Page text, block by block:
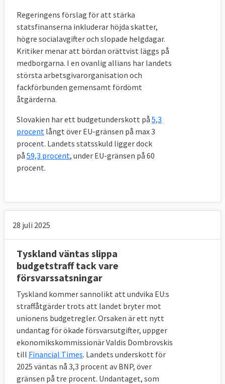
Regeringens förslag för att stärka
statsfinanserna inkluderar höjda skatter,
högre socialavgifter och slopade helgdagar.
Kritiker menar att bördan orättvist läggs på
medborgarna. I en ovanlig allians har landets
största arbetsgivarorganisation och
fackförbunden gemensamt fördömt
åtgärderna.
Slovakien har ett budgetunderskott på 5,3
procent långt över EU-gränsen på max 3
procent. Landets statsskuld ligger dock
på 59,3 procent, under EU-gränsen på 60
procent.
28 juli 2025
Tyskland väntas slippa
budgetstraff tack vare
försvarssatsningar
Tyskland kommer sannolikt att undvika EU:s
straffåtgärder trots att landet bryter mot
unionens budgetregler. Orsaken är ett nytt
undantag för ökade försvarsutgifter, uppger
ekonomikskommissionär Valdis Dombrovskis
till Financial Times. Landets underskott för
2025 väntas nå 3,3 procent av BNP, över
gränsen på tre procent. Undantaget, som